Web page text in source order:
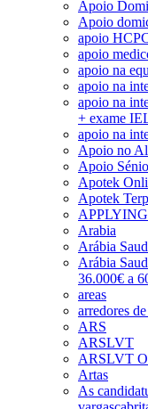
Apoio
Apoio
apoio
apoio
apoio na
apoio na
apoio na
+ exame
apoio na
Apoio no
Apoio
Apotek
Apotek
APPLYING
Arabia
Arábia
Arábia
36.000€ a
areas
arredores
ARS
ARSLVT
ARSLVT
Artas
As